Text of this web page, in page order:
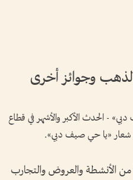
صيفي مميز مع انطلاق الدورة 29 من «صيف دبي» - الحدث الأكبر والأشهر في قطاع
تتجاوز قيمتها 50 مليون درهم في أكثر من 60 يوماً من الأنشطة والعروض والتجارب